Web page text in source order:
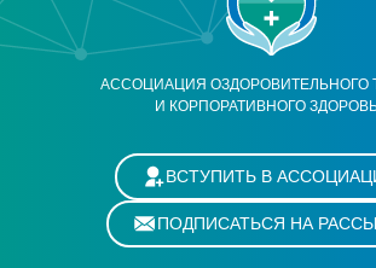
АССОЦИАЦИЯ ОЗДОРОВИТЕЛЬНОГО
И КОРПОРАТИВНОГО
ВСТУПИТЬ В
ПОДПИСАТЬСЯ НА